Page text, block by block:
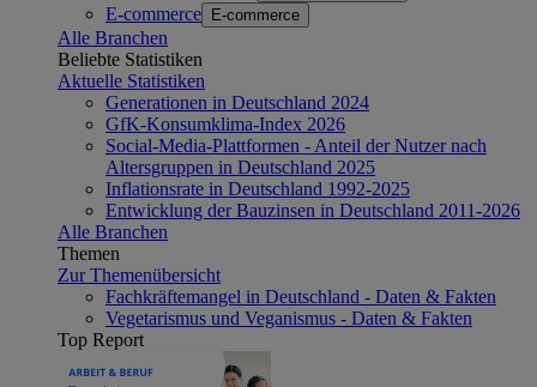
E-commerce E-commerce
Alle Branchen
Beliebte Statistiken
Aktuelle Statistiken
Generationen in Deutschland 2024
GfK-Konsumklima-Index 2026
Social-Media-Plattformen - Anteil der Nutzer nach
Altersgruppen in Deutschland 2025
Inflationsrate in Deutschland 1992-2025
Entwicklung der Bauzinsen in Deutschland 2011-2026
Alle Branchen
Themen
Zur Themenübersicht
Fachkräftemangel in Deutschland - Daten & Fakten
Vegetarismus und Veganismus - Daten & Fakten
Top Report